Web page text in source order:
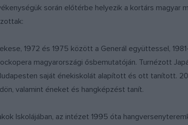
során előtérbe helyezik a kortárs magyar
1972 és 1975 között a Generál együttessel,
magyarországi ősbemutatóján. Turnézott
saját énekiskolát alapított és ott tanított.
valamint éneket és hangképzést tanít.
Iskolájában, az intézet 1995 óta